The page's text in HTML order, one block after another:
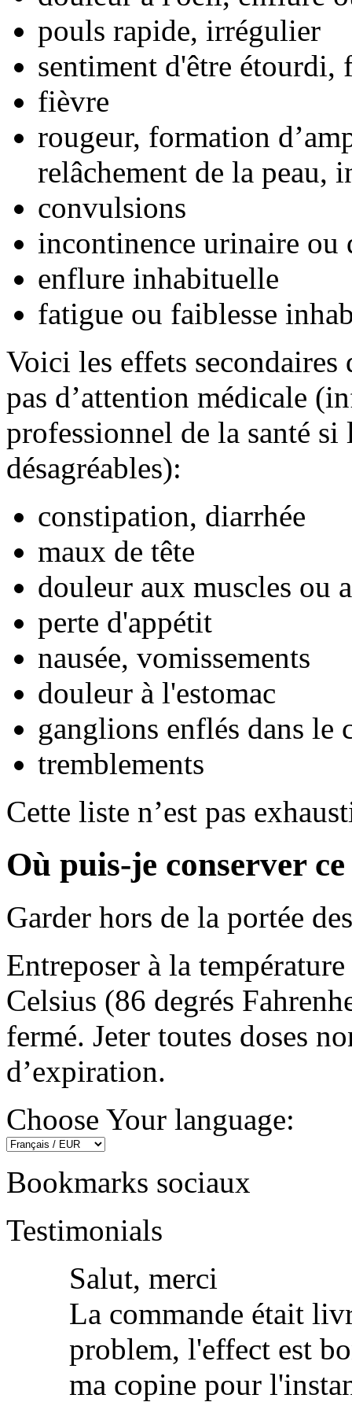
pouls rapide, irrégulier
sentiment d'être étourdi,
fièvre
rougeur, formation
relâchement de la peau,
convulsions
incontinence urinaire ou
enflure inhabituelle
fatigue ou faiblesse
Voici les effets
pas d’attention médicale
professionnel de la santé
désagréables):
constipation, diarrhée
maux de tête
douleur aux muscles ou
perte d'appétit
nausée, vomissements
douleur à l'estomac
ganglions enflés dans le
tremblements
Cette liste n’est pas
Où puis-je conserver
Garder hors de la portée
Entreposer à la
Celsius (86 degrés
fermé. Jeter toutes doses
d’expiration.
Choose Your language:
Bookmarks sociaux
Testimonials
Salut, merci
La commande était
problem, l'effect est
ma copine pour